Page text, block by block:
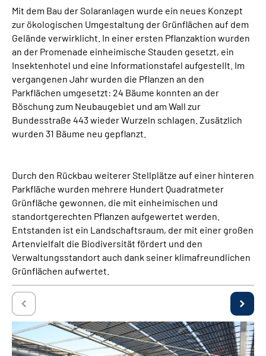
Mit dem Bau der Solaranlagen wurde ein neues Konzept
zur ökologischen Umgestaltung der Grünflächen auf dem
Gelände verwirklicht. In einer ersten Pflanzaktion wurden
an der Promenade einheimische Stauden gesetzt, ein
Insektenhotel und eine Informationstafel aufgestellt. Im
vergangenen Jahr wurden die Pflanzen an den
Parkflächen umgesetzt: 24 Bäume konnten an der
Böschung zum Neubaugebiet und am Wall zur
Bundesstraße 443 wieder Wurzeln schlagen. Zusätzlich
wurden 31 Bäume neu gepflanzt.
Durch den Rückbau weiterer Stellplätze auf einer hinteren
Parkfläche wurden mehrere Hundert Quadratmeter
Grünfläche gewonnen, die mit einheimischen und
standortgerechten Pflanzen aufgewertet werden.
Entstanden ist ein Landschaftsraum, der mit einer großen
Artenvielfalt die Biodiversität fördert und den
Verwaltungsstandort auch dank seiner klimafreundlichen
Grünflächen aufwertet.